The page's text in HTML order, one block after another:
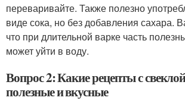
переваривайте. Также полезно
виде сока, но без добавления сахара.
что при длительной варке часть
может уйти в воду.
Вопрос 2: Какие рецепты с
полезные и вкусные